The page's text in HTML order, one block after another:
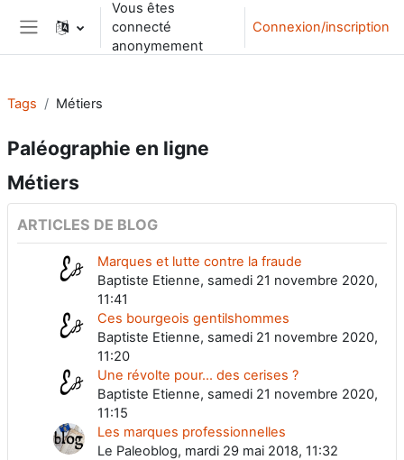
Passer au contenu principal
Panneau latéral
Vous êtes
connecté
anonymement
Connexion/inscription
Tags Métiers
Paléographie en ligne
Métiers
ARTICLES DE BLOG
Marques et lutte contre la fraude
Baptiste Etienne, samedi 21 novembre 2020,
11:41
Ces bourgeois gentilshommes
Baptiste Etienne, samedi 21 novembre 2020,
11:20
Une révolte pour... des cerises ?
Baptiste Etienne, samedi 21 novembre 2020,
11:15
Les marques professionnelles
Le Paleoblog, mardi 29 mai 2018, 11:32